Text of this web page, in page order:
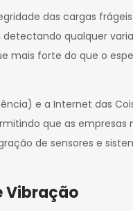
das cargas
qualquer
forte do que o
e a Internet das
que as
de sensores e
Vibração